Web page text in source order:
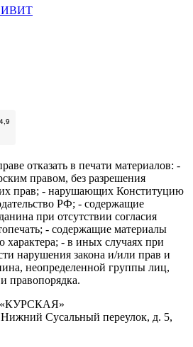
- ИВИТ
отказать в печати материалов: -
правом, без разрешения
прав; - нарушающих Конституцию
РФ; - содержащие
при отсутствии согласия
- содержащие материалы
характера; - в иных случаях при
нарушения закона и/или прав и
неопределенной группы лиц,
правопорядка.
Сусальный переулок, д. 5,